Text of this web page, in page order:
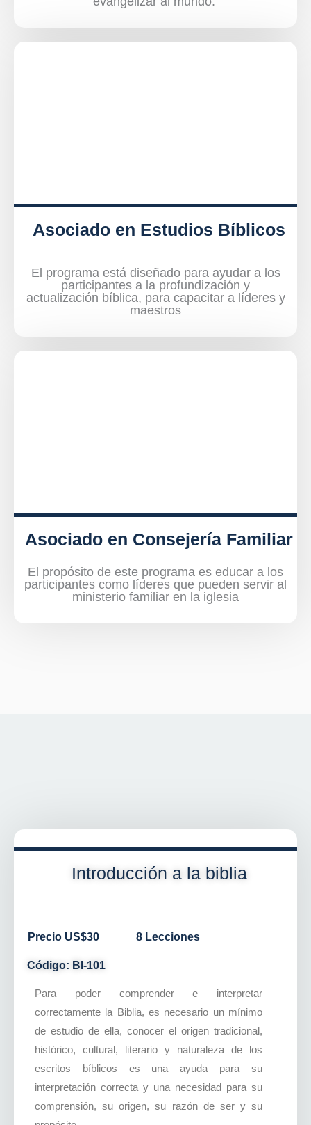
Asociado en Estudios Bíblicos
El programa está diseñado para ayudar a los
participantes a la profundización y
actualización bíblica, para capacitar a líderes y
maestros
Asociado en Consejería Familiar
El propósito de este programa es educar a los
participantes como líderes que pueden servir al
ministerio familiar en la iglesia
Introducción a la biblia
Precio US$30 8 Lecciones
Código: BI-101
Para poder comprender e interpretar
correctamente la Biblia, es necesario un mínimo
de estudio de ella, conocer el origen tradicional,
histórico, cultural, literario y naturaleza de los
escritos bíblicos es una ayuda para su
interpretación correcta y una necesidad para su
comprensión, su origen, su razón de ser y su